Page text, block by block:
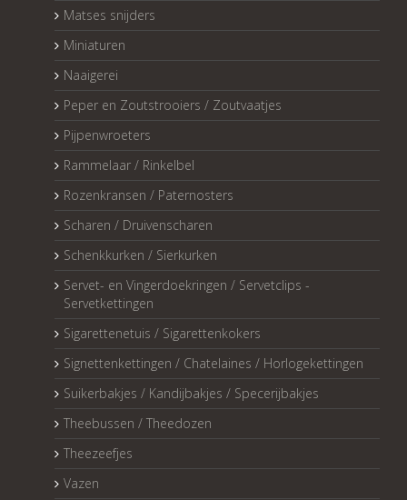
Matses snijders
Miniaturen
Naaigerei
Peper en Zoutstrooiers / Zoutvaatjes
Pijpenwroeters
Rammelaar / Rinkelbel
Rozenkransen / Paternosters
Scharen / Druivenscharen
Schenkkurken / Sierkurken
Servet- en Vingerdoekringen / Servetclips -
Servetkettingen
Sigarettenetuis / Sigarettenkokers
Signettenkettingen / Chatelaines / Horlogekettingen
Suikerbakjes / Kandijbakjes / Specerijbakjes
Theebussen / Theedozen
Theezeefjes
Vazen